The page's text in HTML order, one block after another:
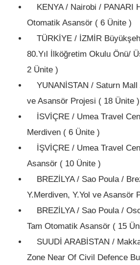
KENYA / Nairobi / PANARI
Otomatik Asansör ( 6 Ünite )
TÜRKİYE / İZMİR
80.Yıl İlköğretim Okulu Önü/
2 Ünite )
YUNANİSTAN / Saturn Mall
ve Asansör Projesi ( 18 Ünite )
İSVİÇRE / Umea Travel
Merdiven ( 6 Ünite )
İŞVİÇRE / Umea Travel
Asansör ( 10 Ünite )
BREZİLYA / Sao Poula /
Y.Merdiven, Y.Yol ve Asansör
BREZİLYA / Sao Poula /
Tam Otomatik Asansör ( 15
SUUDİ ARABİSTAN /
Zone Near Of Civil Defence